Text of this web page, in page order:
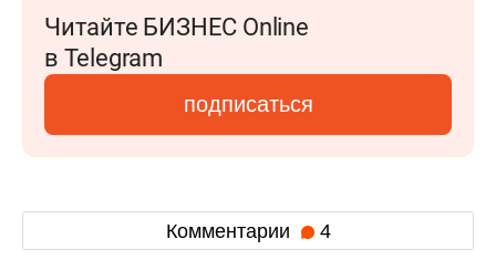
Читайте БИЗНЕС Online
в Telegram
подписаться
Комментарии 4